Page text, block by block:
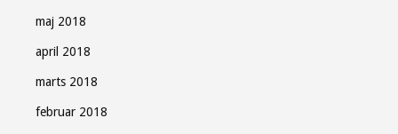
maj 2018
april 2018
marts 2018
februar 2018